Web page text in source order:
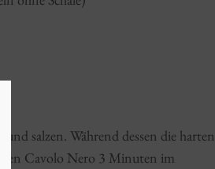
salzen. Während dessen die harten
den Cavolo Nero 3 Minuten im